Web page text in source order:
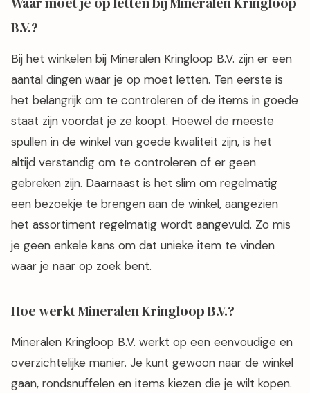
B.V.?
Bij het winkelen bij Mineralen Kringloop B.V. zijn er een
aantal dingen waar je op moet letten. Ten eerste is
het belangrijk om te controleren of de items in goede
staat zijn voordat je ze koopt. Hoewel de meeste
spullen in de winkel van goede kwaliteit zijn, is het
altijd verstandig om te controleren of er geen
gebreken zijn. Daarnaast is het slim om regelmatig
een bezoekje te brengen aan de winkel, aangezien
het assortiment regelmatig wordt aangevuld. Zo mis
je geen enkele kans om dat unieke item te vinden
waar je naar op zoek bent.
Hoe werkt Mineralen Kringloop B.V.?
Mineralen Kringloop B.V. werkt op een eenvoudige en
overzichtelijke manier. Je kunt gewoon naar de winkel
gaan, rondsnuffelen en items kiezen die je wilt kopen.